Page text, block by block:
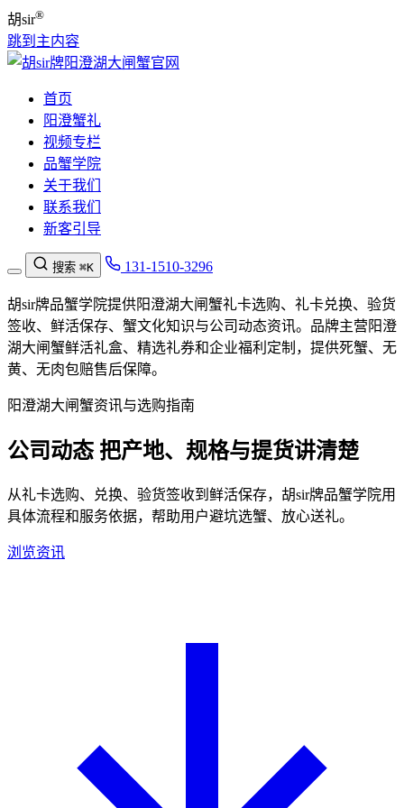
胡sir®
跳到主内容
首页
阳澄蟹礼
视频专栏
品蟹学院
关于我们
联系我们
新客引导
搜索 ⌘K 131-1510-3296
胡sir牌品蟹学院提供阳澄湖大闸蟹礼卡选购、礼卡兑换、验货
签收、鲜活保存、蟹文化知识与公司动态资讯。品牌主营阳澄
湖大闸蟹鲜活礼盒、精选礼券和企业福利定制，提供死蟹、无
黄、无肉包赔售后保障。
阳澄湖大闸蟹资讯与选购指南
公司动态 把产地、规格与提货讲清楚
从礼卡选购、兑换、验货签收到鲜活保存，胡sir牌品蟹学院用
具体流程和服务依据，帮助用户避坑选蟹、放心送礼。
浏览资讯